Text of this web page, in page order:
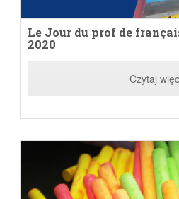
Le Jour du prof de
2020
Czytaj